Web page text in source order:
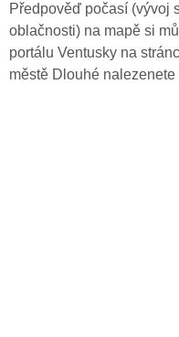
Předpověď počasí (vývoj
oblačnosti) na mapě si
portálu Ventusky na
městě Dlouhé nalezenete